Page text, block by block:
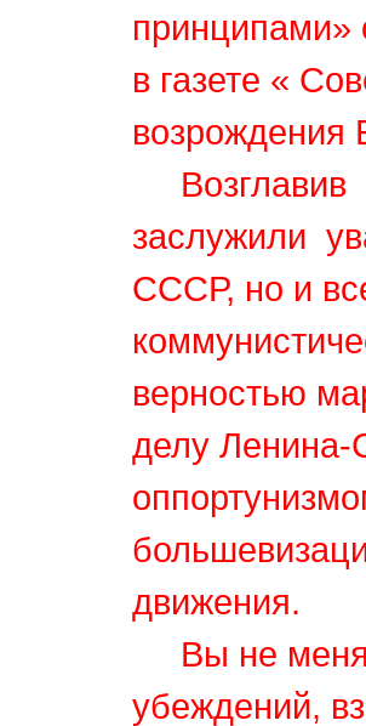
принципами»
в газете «
Возглавив
заслужили
СССР, но и
верностью
делу Ленина-
движения.
Вы не
убеждений,